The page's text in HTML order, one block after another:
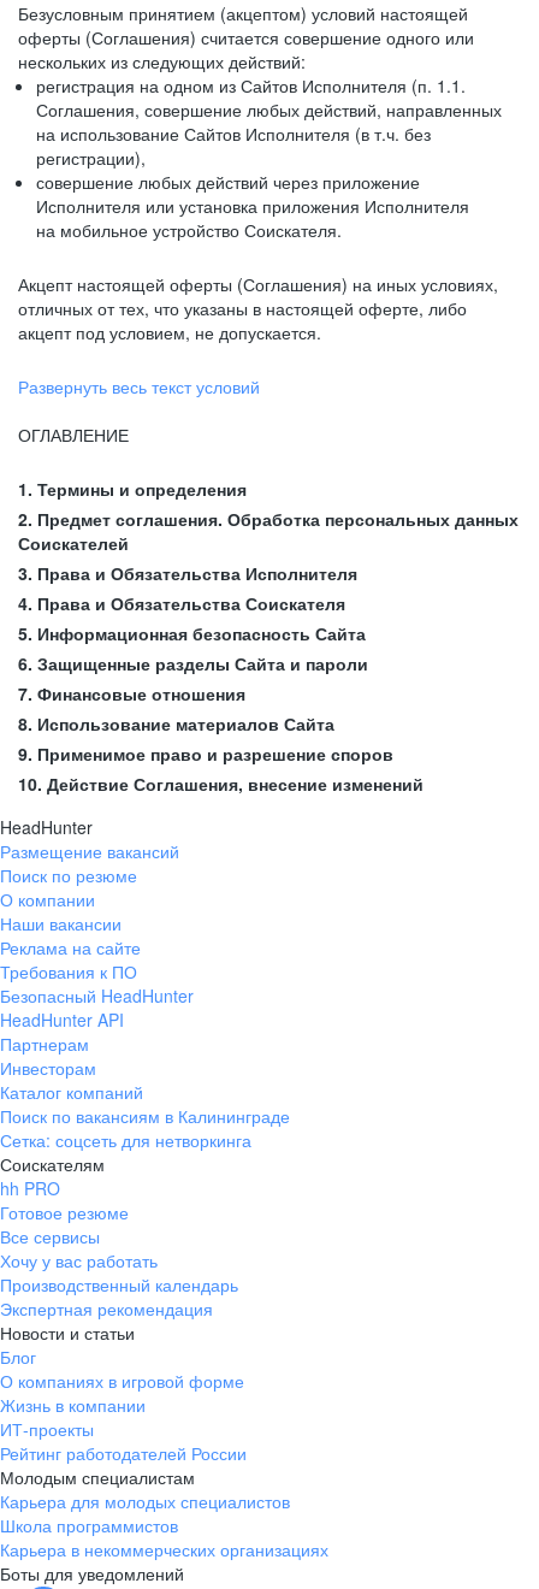
Безусловным принятием (акцептом) условий настоящей
оферты (Соглашения) считается совершение одного или
нескольких из следующих действий:
регистрация на одном из Сайтов Исполнителя (п. 1.1.
Соглашения, совершение любых действий, направленных
на использование Сайтов Исполнителя (в т.ч. без
регистрации),
совершение любых действий через приложение
Исполнителя или установка приложения Исполнителя
на мобильное устройство Соискателя.
Акцепт настоящей оферты (Соглашения) на иных условиях,
отличных от тех, что указаны в настоящей оферте, либо
акцепт под условием, не допускается.
Развернуть весь текст условий
ОГЛАВЛЕНИЕ
1. Термины и определения
2. Предмет соглашения. Обработка персональных данных
Соискателей
3. Права и Обязательства Исполнителя
4. Права и Обязательства Соискателя
5. Информационная безопасность Сайта
6. Защищенные разделы Сайта и пароли
7. Финансовые отношения
8. Использование материалов Сайта
9. Применимое право и разрешение споров
10. Действие Соглашения, внесение изменений
HeadHunter
Размещение вакансий
Поиск по резюме
О компании
Наши вакансии
Реклама на сайте
Требования к ПО
Безопасный HeadHunter
HeadHunter API
Партнерам
Инвесторам
Каталог компаний
Поиск по вакансиям в Калининграде
Сетка: соцсеть для нетворкинга
Соискателям
hh PRO
Готовое резюме
Все сервисы
Хочу у вас работать
Производственный календарь
Экспертная рекомендация
Новости и статьи
Блог
О компаниях в игровой форме
Жизнь в компании
ИТ-проекты
Рейтинг работодателей России
Молодым специалистам
Карьера для молодых специалистов
Школа программистов
Карьера в некоммерческих организациях
Боты для уведомлений